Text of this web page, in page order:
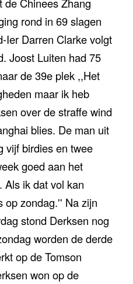
rond in 69 slagen
Ier Darren Clarke volgt
Joost Luiten had 75
de 39e plek ,,Het
maar ik heb
over de straffe wind
blies. De man uit
vijf birdies en twee
goed aan het
Als ik dat vol kan
op zondag.'' Na zijn
stond Derksen nog
worden de derde
op de Tomson
won op de